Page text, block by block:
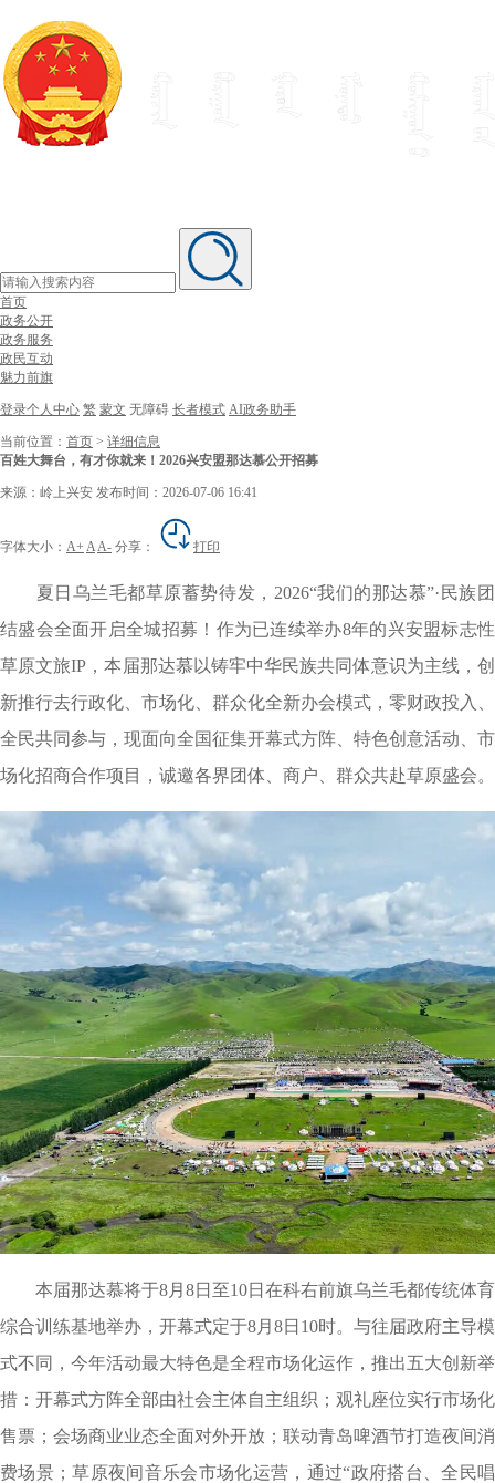
首页
政务公开
政务服务
政民互动
魅力前旗
登录个人中心 繁 蒙文 无障碍 长者模式 AI政务助手
当前位置： 首页 > 详细信息
百姓大舞台，有才你就来！2026兴安盟那达慕公开招募
来源：岭上兴安 发布时间：2026-07-06 16:41
字体大小： A+ AA- 分享： 打印
夏日乌兰毛都草原蓄势待发， 2026“我们的那达慕”·民族团
结盛会全面开启全城招募！作为已连续举办8年的兴安盟标志性
草原文旅IP，本届那达慕以铸牢中华民族共同体意识为主线，创
新推行去行政化、市场化、群众化全新办会模式，零财政投入、
全民共同参与，现面向全国征集开幕式方阵、特色创意活动、市
场化招商合作项目，诚邀各界团体、商户、群众共赴草原盛会。
本届那达慕将于8月 8日至10日在科右前旗乌兰毛都传统体育
综合训练基地举办，开幕式定于8月 8日 10时。与往届政府主导模
式不同，今年活动最大特色是全程市场化运作，推出五大创新举
措：开幕式方阵全部由社会主体自主组织；观礼座位实行市场化
售票；会场商业业态全面对外开放；联动青岛啤酒节打造夜间消
费场景；草原夜间音乐会市场化运营，通过“政府搭台、全民唱